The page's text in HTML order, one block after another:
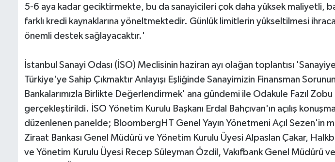
5-6 aya kadar geciktirmekte, bu da sanayicileri çok daha yüksek maliyetli,
farklı kredi kaynaklarına yöneltmektedir. Günlük limitlerin yükseltilmesi
önemli destek sağlayacaktır.'
İstanbul Sanayi Odası (İSO) Meclisinin haziran ayı olağan toplantısı
Türkiye'ye Sahip Çıkmaktır Anlayışı Eşliğinde Sanayimizin Finansman
Bankalarımızla Birlikte Değerlendirmek' ana gündemi ile Odakule Fazıl
gerçekleştirildi. İSO Yönetim Kurulu Başkanı Erdal Bahçıvan'ın açılış
düzenlenen panelde; BloombergHT Genel Yayın Yönetmeni Açıl Sezen'in
Ziraat Bankası Genel Müdürü ve Yönetim Kurulu Üyesi Alpaslan Çakar,
ve Yönetim Kurulu Üyesi Recep Süleyman Özdil, Vakıfbank Genel Müdürü